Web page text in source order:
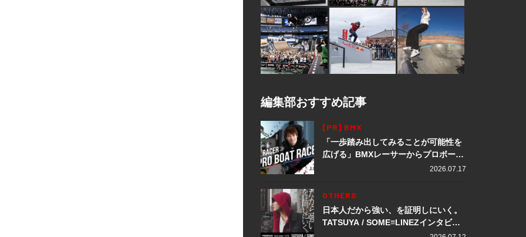
編集部おすすめ記事
[PR] BMX
「一歩踏み出してみることが可能性を
広げる」BMXレーサーからプロボート
レーサーへ転身。上田龍星が体現する
2026.07.17
OTHERS
日本人だから強い、を証明しにいく。
TATSUYA / SOME≡LINEZインタビュ